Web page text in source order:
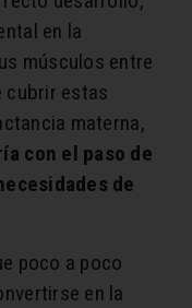
en la
músculos entre
cubrir estas
materna,
con el paso de
de
poco a poco
en la